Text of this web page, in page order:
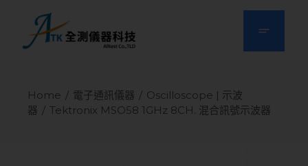
Home 電子通訊儀器
Oscilloscope | 示波
器
Tektronix MSO58 1GHz 8CH. 混合訊號示波器